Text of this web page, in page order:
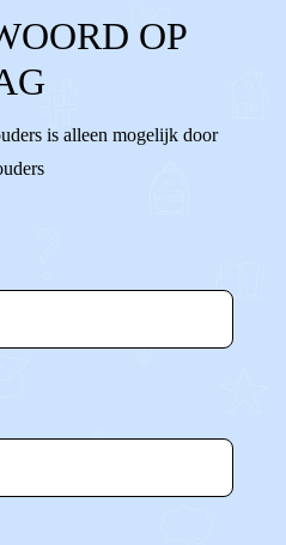
OP
is alleen mogelijk door